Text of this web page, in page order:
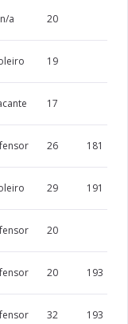
n/a 20
19
17
26 181
29 191
20
20 193
32 193